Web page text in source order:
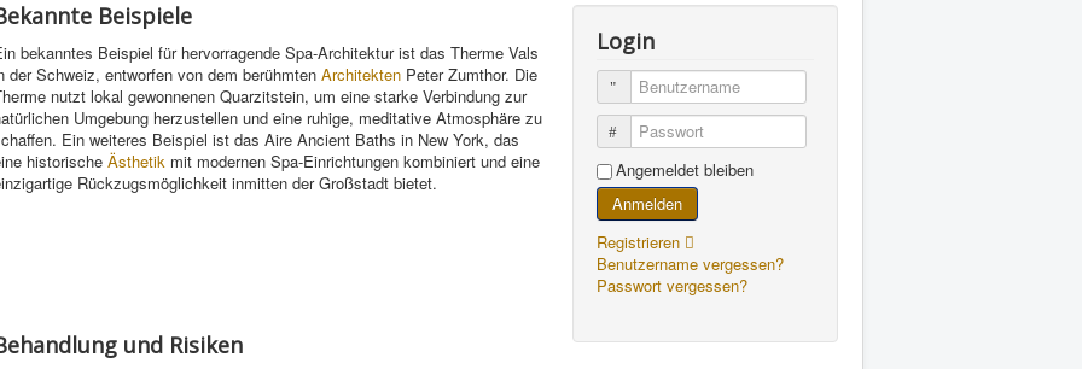
Beispiele
bekanntes Beispiel für hervorragende Spa-Architektur ist das Therme Vals
der Schweiz, entworfen von dem berühmten Architekten Peter Zumthor. Die
nutzt lokal gewonnenen Quarzitstein, um eine starke Verbindung zur
Umgebung herzustellen und eine ruhige, meditative Atmosphäre zu
Ein weiteres Beispiel ist das Aire Ancient Baths in New York, das
historische Ästhetik mit modernen Spa-Einrichtungen kombiniert und eine
Rückzugsmöglichkeit inmitten der Großstadt bietet.
und Risiken
Login
Benutzername
Passwort
Angemeldet bleiben
Anmelden
Registrieren
Benutzername vergessen?
Passwort vergessen?